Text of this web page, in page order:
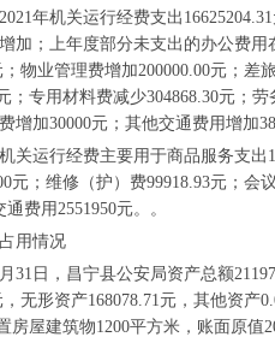
2021年机关运行经费支出
加；上年度部分未支出的办公费用
；物业管理费增加200000.00元；
；专用材料费减少304868.30元；
增加30000元；其他交通费用增加
关运行经费主要用于商品服务支出
元；维修（护）费99918.93元；会
费用2551950元。。
用情况
31日，昌宁县公安局资产总额
，无形资产168078.71元，其他资
房屋建筑物1200平方米，账面原